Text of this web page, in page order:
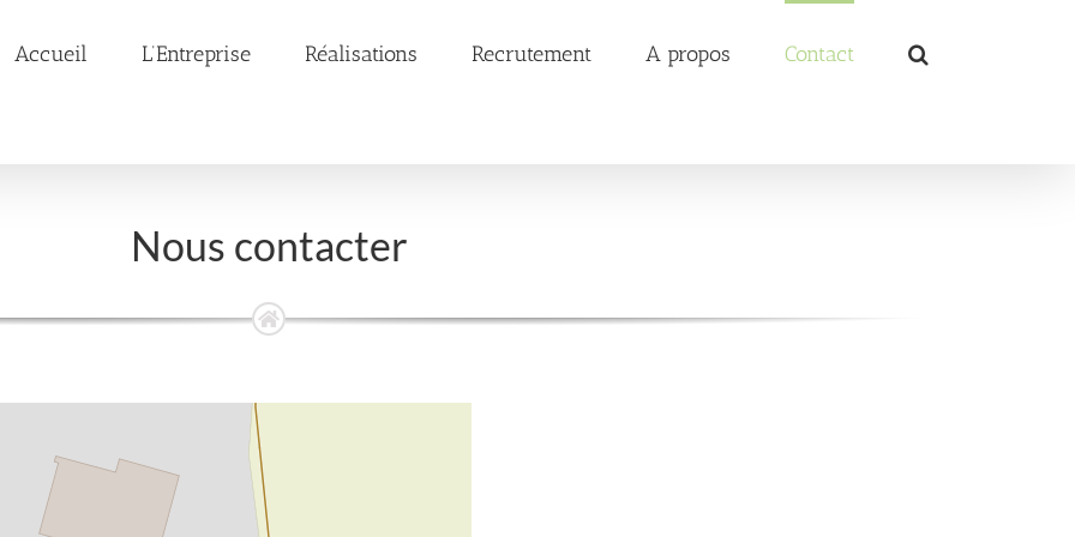
Accueil L’Entreprise Réalisations Recrutement A propos Contact
Nous contacter